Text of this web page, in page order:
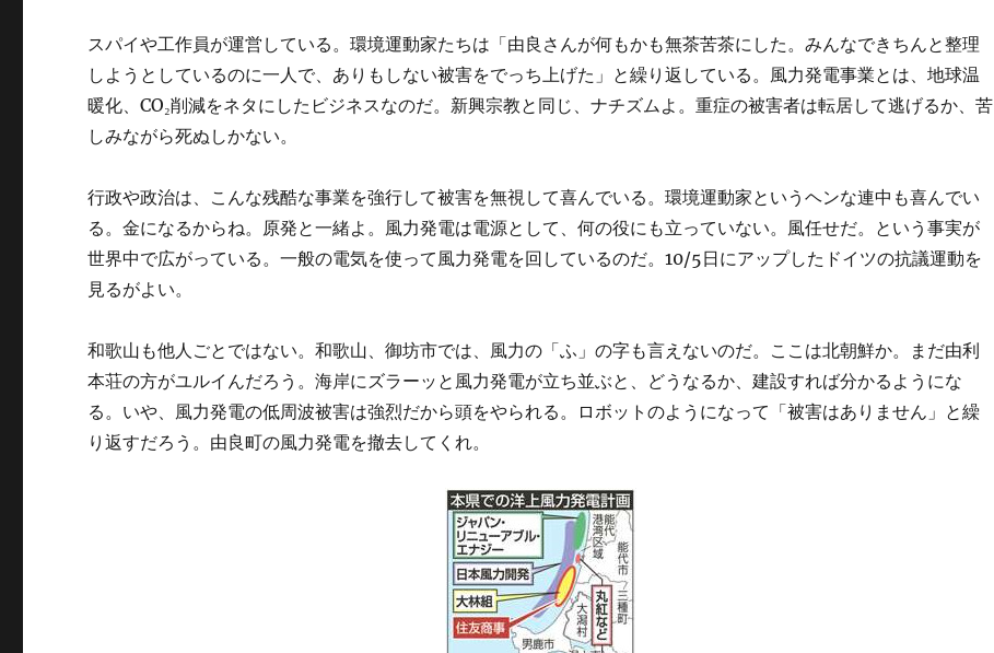
スパイや工作員が運営している。環境運動家たちは「由良さんが何もかも無茶苦茶にした。みんなできちんと整理
しようとしているのに一人で、ありもしない被害をでっち上げた」と繰り返している。風力発電事業とは、地球温
暖化、CO₂削減をネタにしたビジネスなのだ。新興宗教と同じ、ナチズムよ。重症の被害者は転居して逃げるか、苦
しみながら死ぬしかない。
行政や政治は、こんな残酷な事業を強行して被害を無視して喜んでいる。環境運動家というヘンな連中も喜んでい
る。金になるからね。原発と一緒よ。風力発電は電源として、何の役にも立っていない。風任せだ。という事実が
世界中で広がっている。一般の電気を使って風力発電を回しているのだ。10/5日にアップしたドイツの抗議運動を
見るがよい。
和歌山も他人ごとではない。和歌山、御坊市では、風力の「ふ」の字も言えないのだ。ここは北朝鮮か。まだ由利
本荘の方がユルイんだろう。海岸にズラーッと風力発電が立ち並ぶと、どうなるか、建設すれば分かるようにな
る。いや、風力発電の低周波被害は強烈だから頭をやられる。ロボットのようになって「被害はありません」と繰
り返すだろう。由良町の風力発電を撤去してくれ。